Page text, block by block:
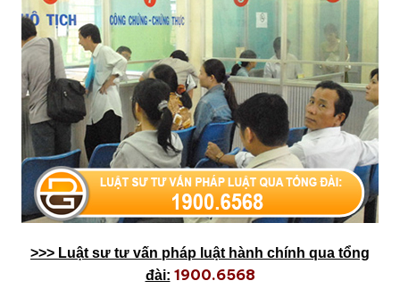
>>> Luật sư tư vấn pháp luật hành chính qua tổng
đài: 1900.6568